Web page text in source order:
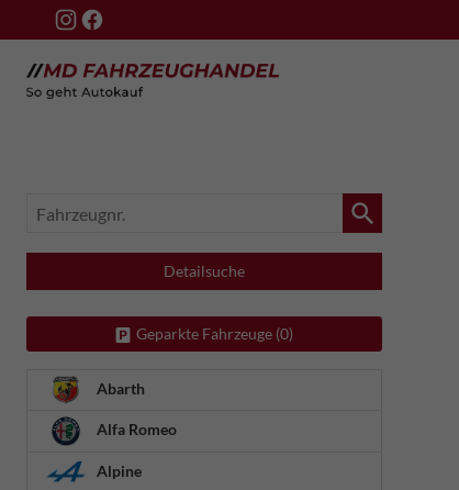
Fahrzeugnr.
Detailsuche
Geparkte Fahrzeuge (0)
Abarth
Alfa Romeo
Alpine